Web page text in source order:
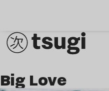
Big Love